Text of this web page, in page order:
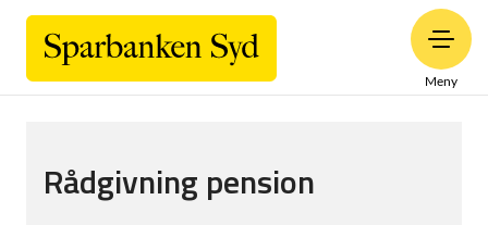
Meny
Rådgivning pension